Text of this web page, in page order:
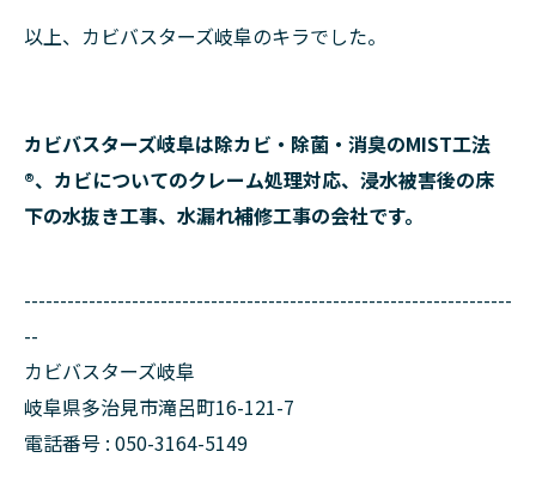
以上、カビバスターズ岐阜のキラでした。
カビバスターズ岐阜は除カビ・除菌・消臭のMIST工法
®、カビについてのクレーム処理対応、浸水被害後の床
下の水抜き工事、水漏れ補修工事の会社です。
--------------------------------------------------------------------
--
カビバスターズ岐阜
岐阜県多治見市滝呂町16-121-7
電話番号 : 050-3164-5149